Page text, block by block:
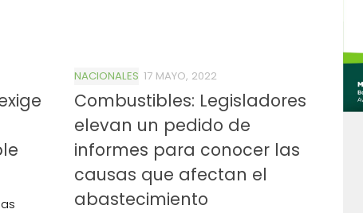
NACIONALES 17 MAYO, 2022
Combustibles: Legisladores
elevan un pedido de
informes para conocer las
causas que afectan el
abastecimiento